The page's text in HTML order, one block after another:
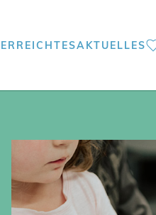
ERREICHTESAKTUELLES